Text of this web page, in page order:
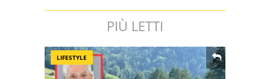
PIÙ LETTI
LIFESTYLE